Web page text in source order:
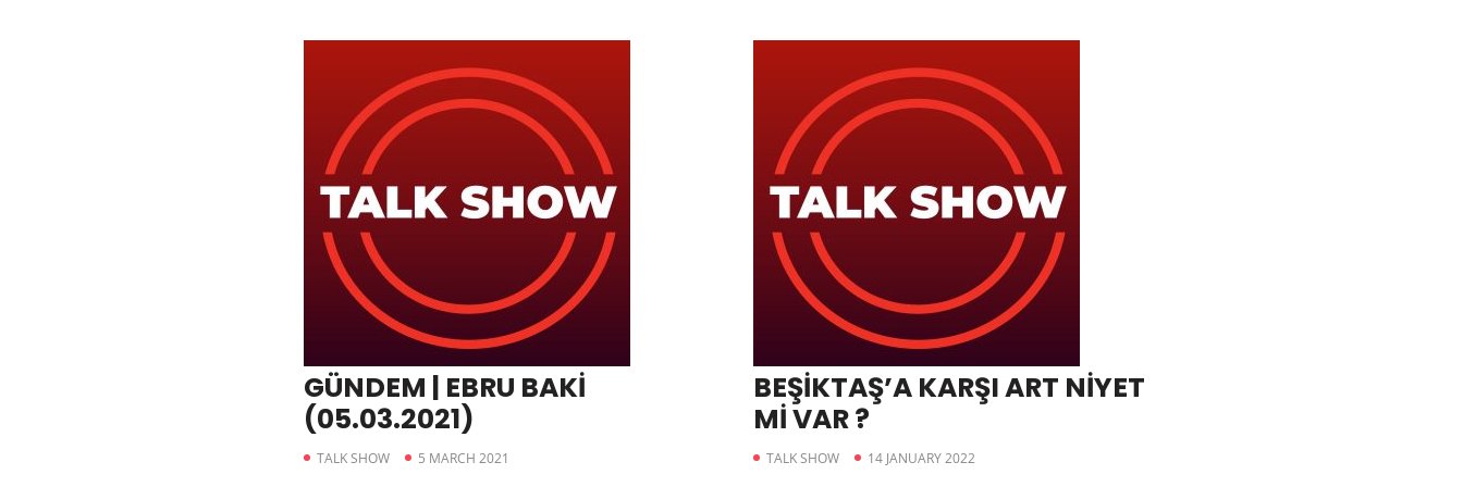
GÜNDEM | EBRU BAKİ
(05.03.2021)
TALK SHOW 5 MARCH 2021
BEŞİKTAŞ’A KARŞI ART NİYET
Mİ VAR ?
TALK SHOW 14 JANUARY 2022